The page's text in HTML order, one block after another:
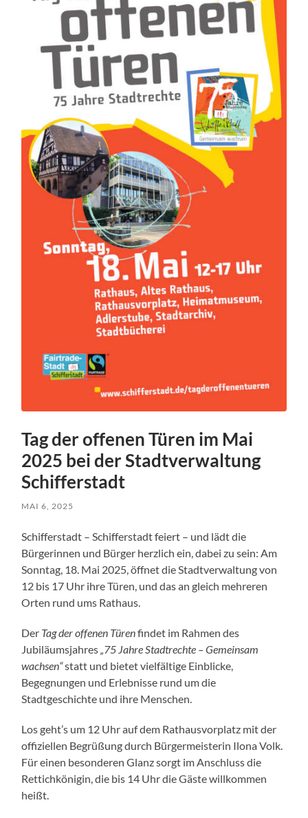
Tag der offenen Türen im Mai
2025 bei der Stadtverwaltung
Schifferstadt
MAI 6, 2025
Schifferstadt – Schifferstadt feiert – und lädt die
Bürgerinnen und Bürger herzlich ein, dabei zu sein: Am
Sonntag, 18. Mai 2025, öffnet die Stadtverwaltung von
12 bis 17 Uhr ihre Türen, und das an gleich mehreren
Orten rund ums Rathaus.
Der Tag der offenen Türenfindet im Rahmen des
Jubiläumsjahres„75 Jahre Stadtrechte – Gemeinsam
wachsen“statt und bietet vielfältige Einblicke,
Begegnungen und Erlebnisse rund um die
Stadtgeschichte und ihre Menschen.
Los geht’s um 12 Uhr auf dem Rathausvorplatz mit der
offiziellen Begrüßung durch Bürgermeisterin Ilona Volk.
Für einen besonderen Glanz sorgt im Anschluss die
Rettichkönigin, die bis 14 Uhr die Gäste willkommen
heißt.